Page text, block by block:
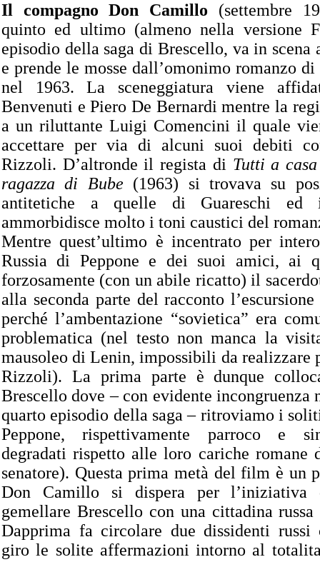
Il compagno Don Camillo (settembre
quinto ed ultimo (almeno nella versione
episodio della saga di Brescello, va in scena
e prende le mosse dall’omonimo romanzo
nel 1963. La sceneggiatura viene
Benvenuti e Piero De Bernardi mentre la
a un riluttante Luigi Comencini il quale
accettare per via di alcuni suoi debiti
Rizzoli. D’altronde il regista di Tutti a casa
ragazza di Bube (1963) si trovava su
antitetiche a quelle di Guareschi
ammorbidisce molto i toni caustici del
Mentre quest’ultimo è incentrato per
Russia di Peppone e dei suoi amici, ai
forzosamente (con un abile ricatto) il
alla seconda parte del racconto
perché l’ambentazione “sovietica” era
problematica (nel testo non manca la
mausoleo di Lenin, impossibili da realizzare
Rizzoli). La prima parte è dunque
Brescello dove – con evidente incongruenza
quarto episodio della saga – ritroviamo i
Peppone, rispettivamente parroco e
degradati rispetto alle loro cariche romane
senatore). Questa prima metà del film è un
Don Camillo si dispera per l’iniziativa
gemellare Brescello con una cittadina
Dapprima fa circolare due dissidenti russi
giro le solite affermazioni intorno al